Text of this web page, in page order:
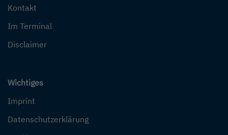
Kontakt
Im Terminal
Disclaimer
Wichtiges
Imprint
Datenschutzerklärung